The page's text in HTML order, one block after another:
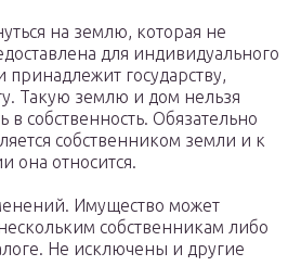
на землю, которая не
для индивидуального
принадлежит государству,
Такую землю и дом нельзя
в собственность. Обязательно
собственником земли и к
она относится.
Имущество может
собственникам либо
Не исключены и другие